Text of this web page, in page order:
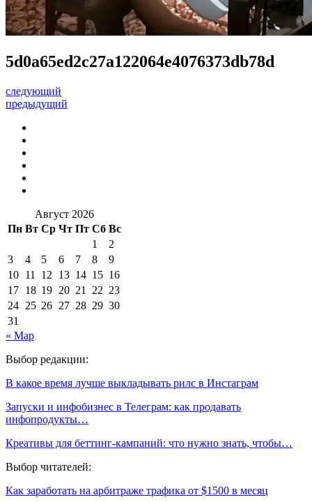
5d0a65ed2c27a122064e4076373db78d
следующий
предыдущий
Август 2026
Пн Вт Ср Чт Пт Сб Вс
1
2
3
4 5 6 7 8
9
10 11 12 13 14 15 16
17 18 19 20 21 22 23
24 25 26 27 28 29 30
31
« Мар
Выбор редакции:
В какое время лучше выкладывать рилс в Инстаграм
Запуски и инфобизнес в Телеграм: как продавать
инфопродукты…
Креативы для беттинг-кампаний: что нужно знать, чтобы…
Выбор читателей:
Как заработать на арбитраже трафика от $1500 в месяц